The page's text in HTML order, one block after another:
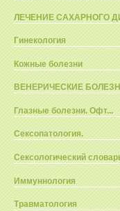
ЛЕЧЕНИЕ САХАРНОГО
Гинекология
Кожные болезни
ВЕНЕРИЧЕСКИЕ
Глазные болезни. Офт...
Сексопатология.
Сексологический
Иммуннология
Травматология